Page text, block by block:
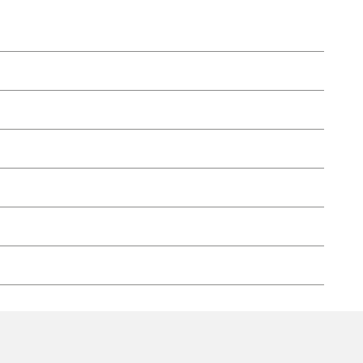
werkverkeer?
laden?
thuis?
electric zien?
Renault Twingo E-Tech electric te volgen?
voor vertrek?
E-Tech electric?
gebruik?
E-Tech electric?